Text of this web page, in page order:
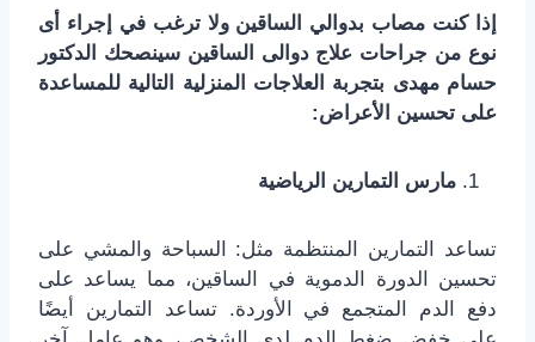
إذا كنت مصاب بدوالي الساقين ولا ترغب في إجراء أى
نوع من جراحات علاج دوالى الساقين سينصحك الدكتور
حسام مهدى بتجربة العلاجات المنزلية التالية للمساعدة
على تحسين الأعراض:
مارس التمارين الرياضية
تساعد التمارين المنتظمة مثل: السباحة والمشي على
تحسين الدورة الدموية في الساقين، مما يساعد على
دفع الدم المتجمع في الأوردة. تساعد التمارين أيضًا